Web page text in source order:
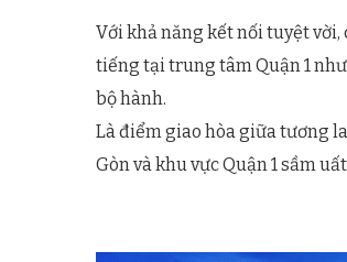
Với khả năng kết nối tuyệt vời,
tiếng tại trung tâm Quận 1
bộ hành.
Là điểm giao hòa giữa tương
Gòn và khu vực Quận 1 sầm